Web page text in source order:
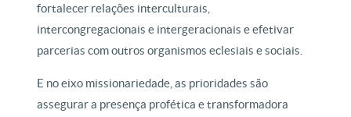
fortalecer relações interculturais,
intercongregacionais e intergeracionais e efetivar
parcerias com outros organismos eclesiais e sociais.
E no eixo missionariedade, as prioridades são
assegurar a presença profética e transformadora